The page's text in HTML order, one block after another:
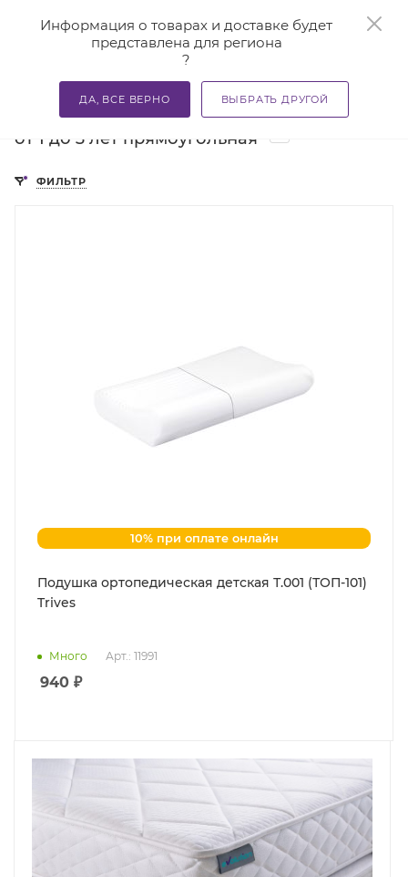
Информация о товарах и доставке будет
представлена для региона
?
ДА, ВСЕ ВЕРНО ВЫБРАТЬ ДРУГОЙ
Главная — Каталог — Подушки ортопедические —
Ортопедические подушки для детей
от 1 до 3 лет прямоугольная
ФИЛЬТР
10% при оплате онлайн
Подушка ортопедическая детская Т.001 (ТОП-101)
Trives
Много Арт.: 11991
940 ₽